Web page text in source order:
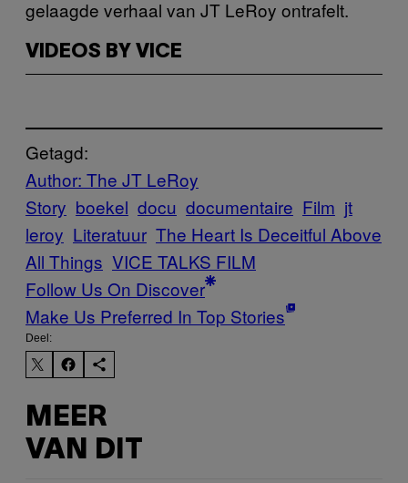
gelaagde verhaal van JT LeRoy ontrafelt.
VIDEOS BY VICE
Getagd:
Author: The JT LeRoy
Story boekel docu documentaire Film jt
leroy Literatuur The Heart Is Deceitful Above
All Things VICE TALKS FILM
Follow Us On Discover
Make Us Preferred In Top Stories
Deel:
MEER
VAN DIT